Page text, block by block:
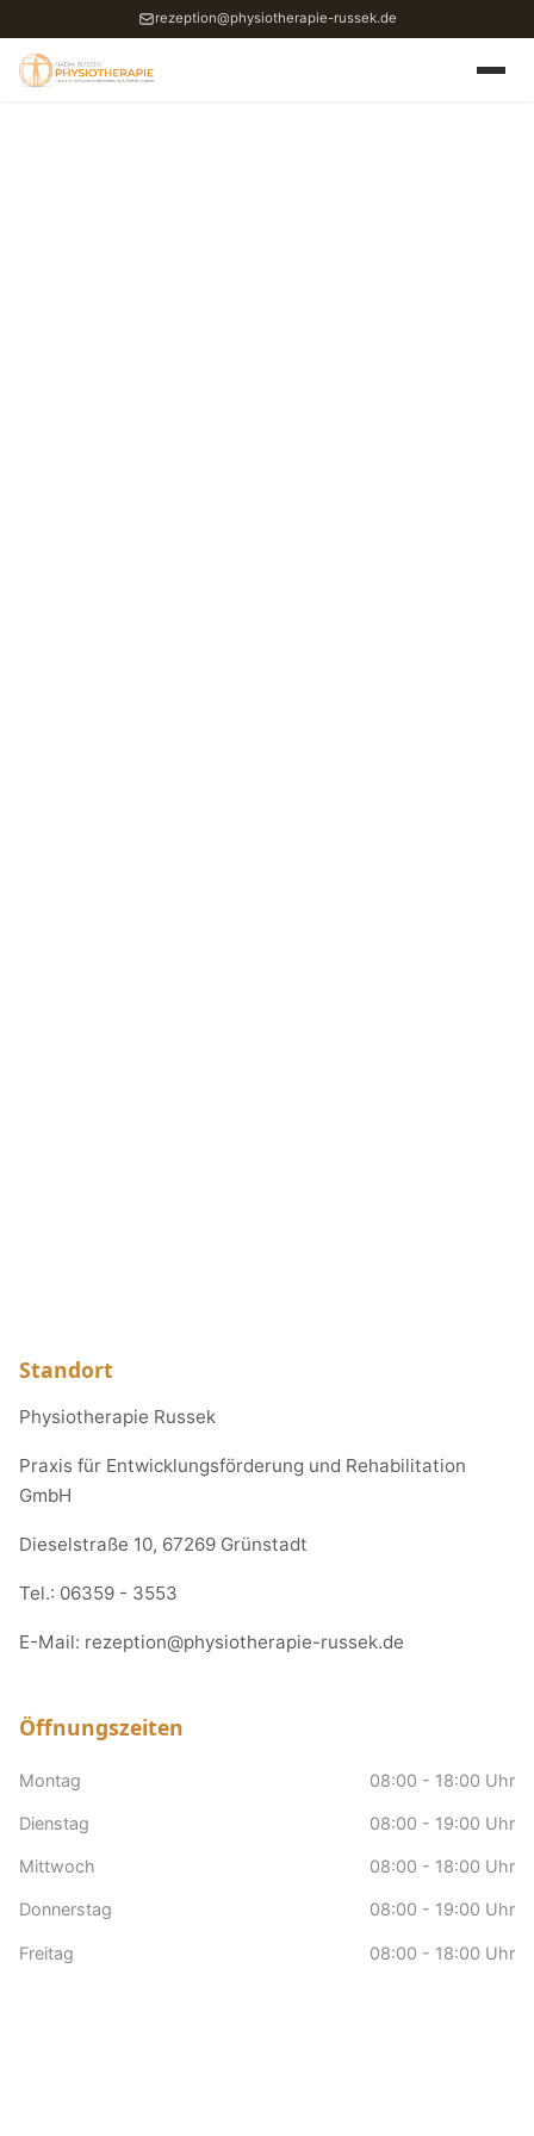
rezeption@physiotherapie-russek.de
Standort
Physiotherapie Russek
Praxis für Entwicklungsförderung und Rehabilitation
GmbH
Dieselstraße 10, 67269 Grünstadt
Tel.: 06359 - 3553
E-Mail: rezeption@physiotherapie-russek.de
Öffnungszeiten
Montag 08:00 - 18:00 Uhr
Dienstag 08:00 - 19:00 Uhr
Mittwoch 08:00 - 18:00 Uhr
Donnerstag 08:00 - 19:00 Uhr
Freitag 08:00 - 18:00 Uhr